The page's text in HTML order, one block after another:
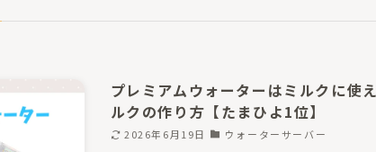
プレミアムウォーターはミルクに使
ルクの作り方【たまひよ1位】
2026年6月19日 ウォーターサーバー